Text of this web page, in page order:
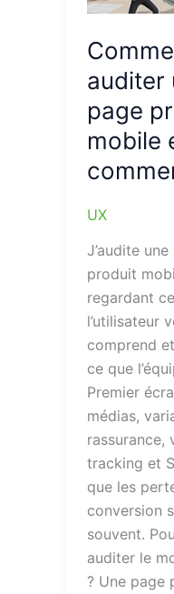
auditer
page
mobile
UX
J’audite
produit
regardant
l’utilisateur
comprend
ce que
Premier
médias,
rassurance,
tracking et
que les
conversion
souvent.
auditer le
? Une page